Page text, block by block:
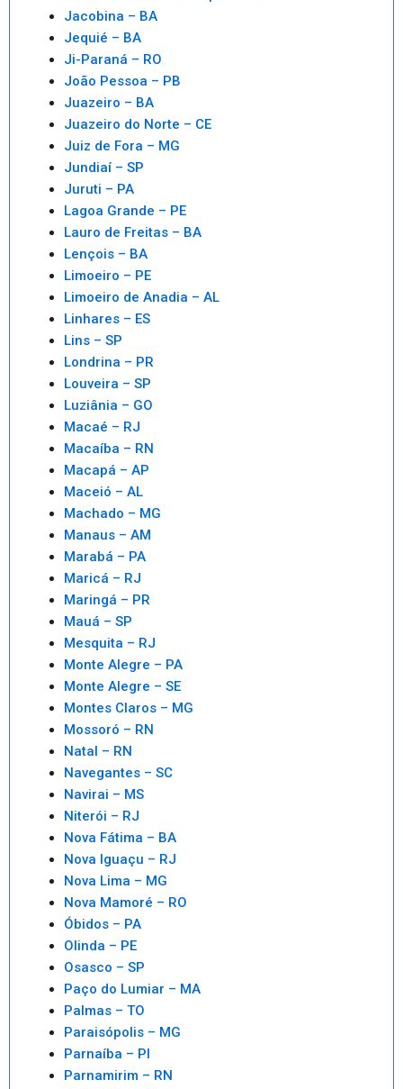
Jacobina – BA
Jequié – BA
Ji-Paraná – RO
João Pessoa – PB
Juazeiro – BA
Juazeiro do Norte – CE
Juiz de Fora – MG
Jundiaí – SP
Juruti – PA
Lagoa Grande – PE
Lauro de Freitas – BA
Lençois – BA
Limoeiro – PE
Limoeiro de Anadia – AL
Linhares – ES
Lins – SP
Londrina – PR
Louveira – SP
Luziânia – GO
Macaé – RJ
Macaíba – RN
Macapá – AP
Maceió – AL
Machado – MG
Manaus – AM
Marabá – PA
Maricá – RJ
Maringá – PR
Mauá – SP
Mesquita – RJ
Monte Alegre – PA
Monte Alegre – SE
Montes Claros – MG
Mossoró – RN
Natal – RN
Navegantes – SC
Navirai – MS
Niterói – RJ
Nova Fátima – BA
Nova Iguaçu – RJ
Nova Lima – MG
Nova Mamoré – RO
Óbidos – PA
Olinda – PE
Osasco – SP
Paço do Lumiar – MA
Palmas – TO
Paraisópolis – MG
Parnaíba – PI
Parnamirim – RN